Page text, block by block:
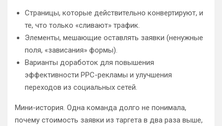
Страницы, которые действительно конвертируют, и
те, что только «сливают» трафик.
Элементы, мешающие оставлять заявки (ненужные
поля, «зависания» формы).
Варианты доработок для повышения
эффективности PPC-рекламы и улучшения
переходов из социальных сетей.
Мини-история. Одна команда долго не понимала,
почему стоимость заявки из таргета в два раза выше,